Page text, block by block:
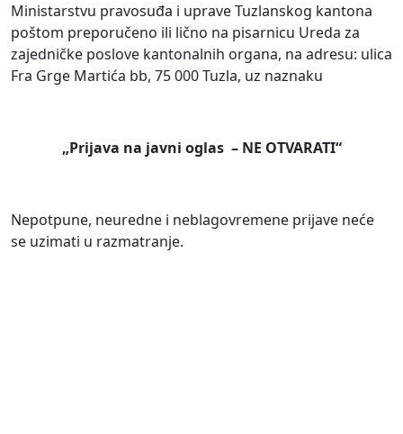
Ministarstvu pravosuđa i uprave Tuzlanskog kantona
poštom preporučeno ili lično na pisarnicu Ureda za
zajedničke poslove kantonalnih organa, na adresu: ulica
Fra Grge Martića bb, 75 000 Tuzla, uz naznaku
„Prijava na javni oglas – NE OTVARATI“
Nepotpune, neuredne i neblagovremene prijave neće
se uzimati u razmatranje.